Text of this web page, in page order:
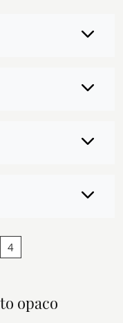
4
opaco